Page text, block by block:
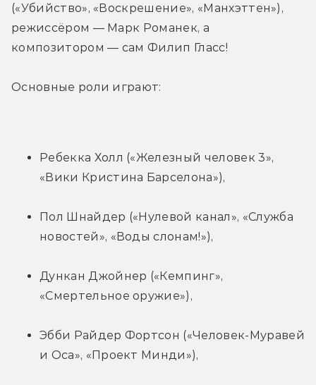
(«Убийство», «Воскрешение», «Манхэттен»),
режиссёром — Марк Романек, а
композитором — сам Филип Гласс!
Основные роли играют:
Ребекка Холл («Железный человек 3»,
«Вики Кристина Барселона»),
Пол Шнайдер («Нулевой канал», «Служба
новостей», «Воды слонам!»),
Дункан Джойнер («Кемпинг»,
«Смертельное оружие»),
Эбби Райдер Фортсон («Человек-Муравей
и Оса», «Проект Минди»),